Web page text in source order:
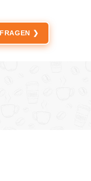
❯